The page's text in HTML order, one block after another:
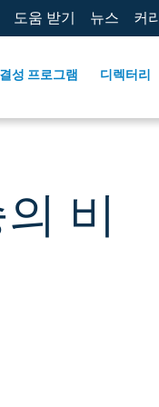
도움 받기 뉴스 커
성 프로그램 디렉터리
비